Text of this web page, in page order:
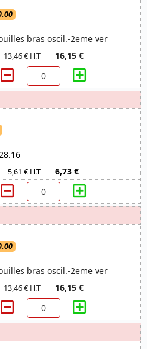
bras oscil.-2eme ver
13,46 € H.T 16,15 €
5,61 € H.T 6,73 €
bras oscil.-2eme ver
13,46 € H.T 16,15 €